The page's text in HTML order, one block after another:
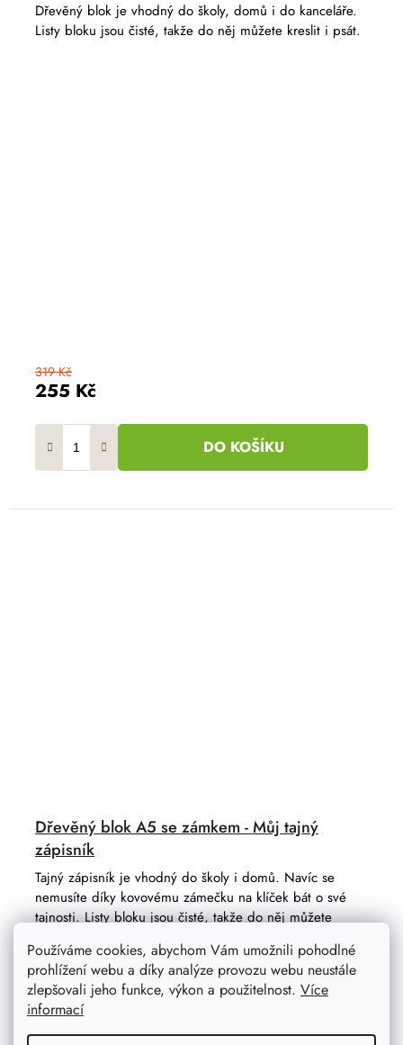
Používáme cookies, abychom Vám umožnili pohodlné
prohlížení webu a díky analýze provozu webu neustále
zlepšovali jeho funkce, výkon a použitelnost. Více
informací
255 Kč
319 Kč
DO KOŠÍKU
Dřevěný blok je vhodný do školy, domů i do kanceláře.
Listy bloku jsou čisté, takže do něj můžete kreslit i psát.
Dřevěný blok A5 se zámkem - Můj tajný
zápisník
Tajný zápisník je vhodný do školy i domů. Navíc se
nemusíte díky kovovému zámečku na klíček bát o své
tajnosti. Listy bloku jsou čisté, takže do něj můžete